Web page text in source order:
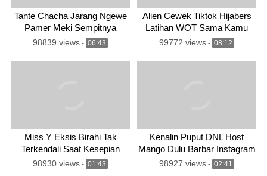
Tante Chacha Jarang Ngewe
Pamer Meki Sempitnya
Dream
98839 views - 06:43
Alien Cewek Tiktok Hijabers
Latihan WOT Sama Kamu
99772 views - 08:12
Miss Y Eksis Birahi Tak
Terkendali Saat Kesepian
98930 views - 01:43
Kenalin Puput DNL Host
Mango Dulu Barbar Instagram
98927 views - 02:41